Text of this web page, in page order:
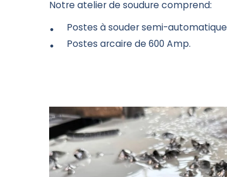
Notre atelier de soudure comprend:
Postes à souder semi-automatique
Postes arcaire de 600 Amp.